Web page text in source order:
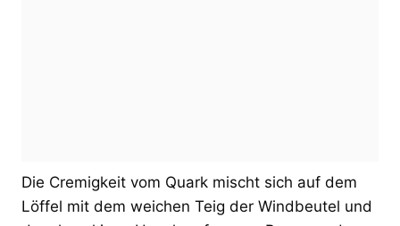
Die Cremigkeit vom Quark mischt sich auf dem
Löffel mit dem weichen Teig der Windbeutel und